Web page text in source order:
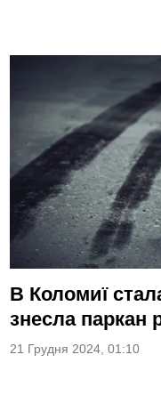
В Коломиї
знесла паркан
21 Грудня 2024, 01:10